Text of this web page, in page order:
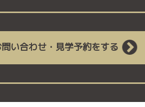
い合わせ・見学予約をする